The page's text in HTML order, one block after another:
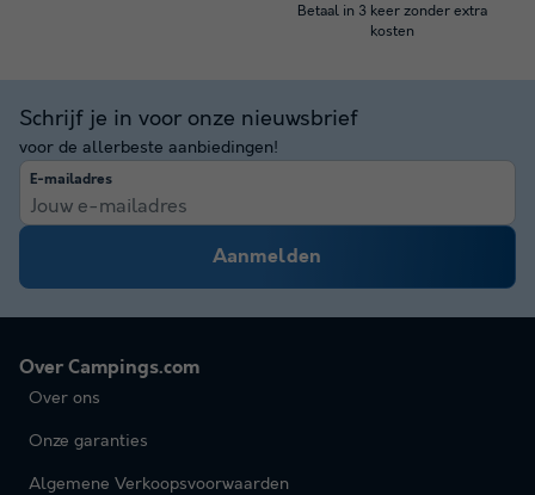
Betaal in 3 keer zonder extra
kosten
Schrijf je in voor onze nieuwsbrief
voor de allerbeste aanbiedingen!
E-mailadres
Aanmelden
Over Campings.com
Over ons
Onze garanties
Algemene Verkoopsvoorwaarden